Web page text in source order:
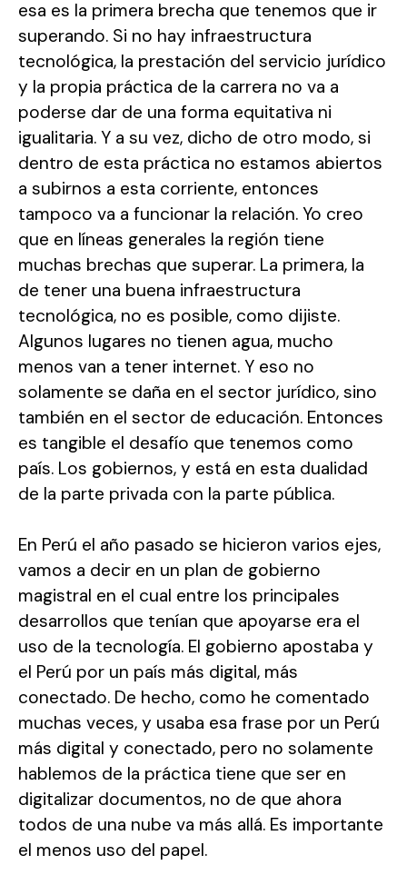
esa es la primera brecha que tenemos que ir
superando. Si no hay infraestructura
tecnológica, la prestación del servicio jurídico
y la propia práctica de la carrera no va a
poderse dar de una forma equitativa ni
igualitaria. Y a su vez, dicho de otro modo, si
dentro de esta práctica no estamos abiertos
a subirnos a esta corriente, entonces
tampoco va a funcionar la relación. Yo creo
que en líneas generales la región tiene
muchas brechas que superar. La primera, la
de tener una buena infraestructura
tecnológica, no es posible, como dijiste.
Algunos lugares no tienen agua, mucho
menos van a tener internet. Y eso no
solamente se daña en el sector jurídico, sino
también en el sector de educación. Entonces
es tangible el desafío que tenemos como
país. Los gobiernos, y está en esta dualidad
de la parte privada con la parte pública.
En Perú el año pasado se hicieron varios ejes,
vamos a decir en un plan de gobierno
magistral en el cual entre los principales
desarrollos que tenían que apoyarse era el
uso de la tecnología. El gobierno apostaba y
el Perú por un país más digital, más
conectado. De hecho, como he comentado
muchas veces, y usaba esa frase por un Perú
más digital y conectado, pero no solamente
hablemos de la práctica tiene que ser en
digitalizar documentos, no de que ahora
todos de una nube va más allá. Es importante
el menos uso del papel.